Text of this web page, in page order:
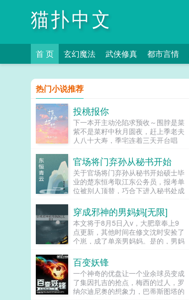
猫扑中文
首 页 玄幻魔法 武侠修真 都市言情
热门小说推荐
投桃报你
下一本开主动沦陷求预收～围脖是菜
紫不是菜籽中秋月圆夜，赶上季老夫
人八十大寿，季宅连着三天开台唱
小厮连忙赶去通报四爷回来了！四爷
回来了！小姐少爷们纷纷起身，...
官场将门弃孙从秘书开始
关于官场将门弃孙从秘书开始硕士毕
业的楚东恒考取江东公务员，报考单
位被别人顶替，巧合下进入秘书处成
作认真负责，一个偶然机会让他人生
改变…同时他也识得自己难以决择的
身世…哥不在江湖，却留下哥才色双
绝的传说东恒出品绝对精品你想成为
高昆我成全你你一意孤行，那别怪我
规则...
穿成邪神的男妈妈[无限]
本文将于8月5日入v，大肥章奉上9
点更新，其他时间在修文沈时安捡了
个崽，成了单亲男妈妈。是的，男妈
子坚持自己是沈时安生出来的崽。沈
时安认了，毕竟大学老师的他，带崽
好像...
百变妖锋
一个神奇的优盘让一个业余球员变成
了集因扎吉的抢点，梅西的过人，罗
纳尔迪尼奥的想象力，巴蒂斯图塔的